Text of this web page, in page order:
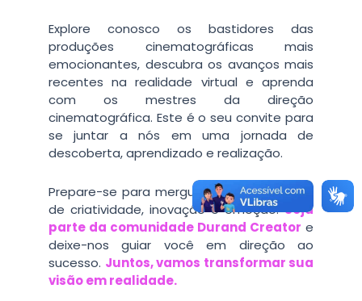
Explore conosco os bastidores das
produções cinematográficas mais
emocionantes, descubra os avanços mais
recentes na realidade virtual e aprenda
com os mestres da direção
cinematográfica. Este é o seu convite para
se juntar a nós em uma jornada de
descoberta, aprendizado e realização.
Prepare-se para mergulhar em um mundo
de criatividade, inovação e emoção.Seja
parte da comunidade Durand Creator e
deixe-nos guiar você em direção ao
sucesso. Juntos, vamos transformar sua
visão em realidade.